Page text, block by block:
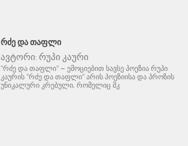
ᲠᲫᲔ ᲓᲐ ᲗᲐᲤᲚᲘ
ავტორი: რუპი კაური
"რძე და თაფლი" – ემოციებით სავსე პოეზია რუპი
კაურის "რძე და თაფლი" არის პოეზიისა და პროზის
უნიკალური კრებული, რომელიც მკ